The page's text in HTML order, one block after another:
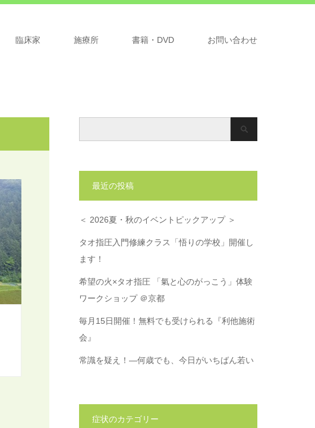
臨床家 施療所 書籍・DVD お問い合わせ
最近の投稿
＜ 2026夏・秋のイベントピックアップ ＞
タオ指圧入門修練クラス「悟りの学校」開催し
ます！
希望の火×タオ指圧 「氣と心のがっこう」体験
ワークショップ ＠京都
毎月15日開催！無料でも受けられる『利他施術
会』
常識を疑え！―何歳でも、今日がいちばん若い
症状のカテゴリー